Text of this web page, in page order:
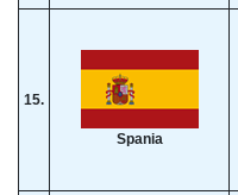
15.
Spania